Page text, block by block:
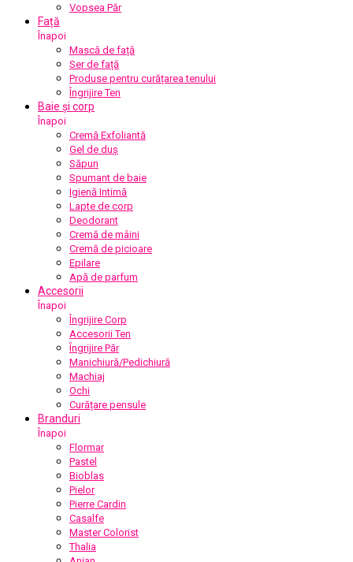
Vopsea Păr
Față
Înapoi
Mască de față
Ser de față
Produse pentru curățarea tenului
Îngrijire Ten
Baie și corp
Înapoi
Cremă Exfoliantă
Gel de duș
Săpun
Spumant de baie
Igienă Intimă
Lapte de corp
Deodorant
Cremă de mâini
Cremă de picioare
Epilare
Apă de parfum
Accesorii
Înapoi
Îngrijire Corp
Accesorii Ten
Îngrijire Păr
Manichiură/Pedichiură
Machiaj
Ochi
Curățare pensule
Branduri
Înapoi
Flormar
Pastel
Bioblas
Pielor
Pierre Cardin
Casalfe
Master Colorist
Thalia